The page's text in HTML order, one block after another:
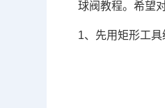
球阀教程。希望
1、先用矩形工